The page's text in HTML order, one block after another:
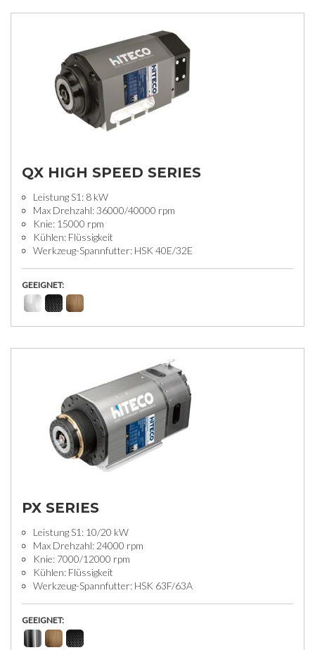
QX HIGH SPEED SERIES
Leistung S1: 8 kW
Max Drehzahl: 36000/40000 rpm
Knie: 15000 rpm
Kühlen: Flüssigkeit
Werkzeug-Spannfutter: HSK 40E/32E
GEEIGNET:
PX SERIES
Leistung S1: 10/20 kW
Max Drehzahl: 24000 rpm
Knie: 7000/12000 rpm
Kühlen: Flüssigkeit
Werkzeug-Spannfutter: HSK 63F/63A
GEEIGNET: